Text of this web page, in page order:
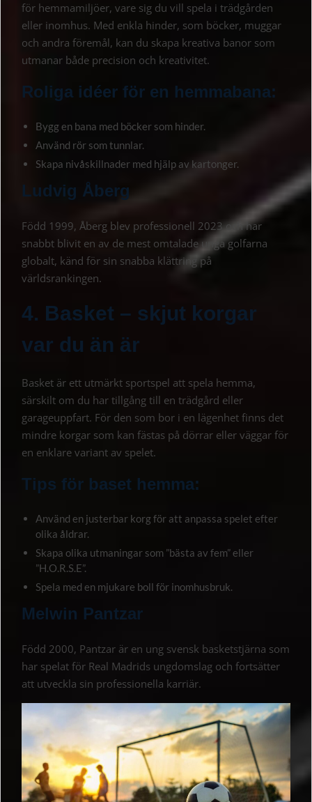
för hemmamiljöer, vare sig du vill spela i trädgården
eller inomhus. Med enkla hinder, som böcker, muggar
och andra föremål, kan du skapa kreativa banor som
utmanar både precision och kreativitet.
Roliga idéer för en hemmabana:
Bygg en bana med böcker som hinder.
Använd rör som tunnlar.
Skapa nivåskillnader med hjälp av kartonger.
Ludvig Åberg
Född 1999, Åberg blev professionell 2023 och har
snabbt blivit en av de mest omtalade unga golfarna
globalt, känd för sin snabba klättring på
världsrankingen.
4. Basket – skjut korgar
var du än är
Basket är ett utmärkt sportspel att spela hemma,
särskilt om du har tillgång till en trädgård eller
garageuppfart. För den som bor i en lägenhet finns det
mindre korgar som kan fästas på dörrar eller väggar för
en enklare variant av spelet.
Tips för baset hemma:
Använd en justerbar korg för att anpassa spelet efter
olika åldrar.
Skapa olika utmaningar som ”bästa av fem” eller
”H.O.R.S.E”.
Spela med en mjukare boll för inomhusbruk.
Melwin Pantzar
Född 2000, Pantzar är en ung svensk basketstjärna som
har spelat för Real Madrids ungdomslag och fortsätter
att utveckla sin professionella karriär.